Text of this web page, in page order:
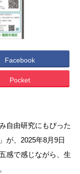
Facebook
Pocket
自由研究にもぴった
が、2025年8月9日
感で感じながら、生